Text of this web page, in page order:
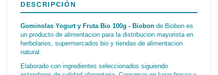
DESCRIPCIÓN
Gominolas Yogurt y Fruta Bio 100g - Biobon de Biobon es
un producto de alimentacion para la distribucion mayorista en
herbolarios, supermercados bio y tiendas de alimentacion
natural.
Elaborado con ingredientes seleccionados siguiendo